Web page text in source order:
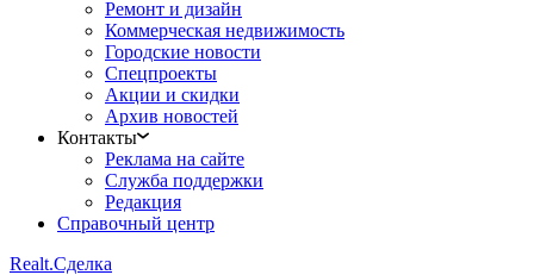
Ремонт и дизайн
Коммерческая недвижимость
Городские новости
Спецпроекты
Акции и скидки
Архив новостей
Контакты
Реклама на сайте
Служба поддержки
Редакция
Справочный центр
Realt.Сделка